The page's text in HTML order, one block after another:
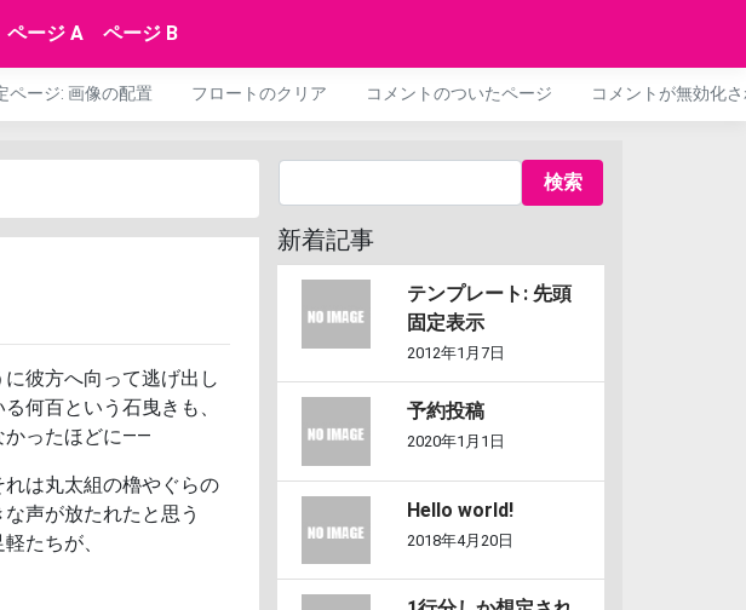
ページ A ページ B
ページ: 画像の配置 フロートのクリア コメントのついたページ コメントが無効化
彼方へ向って逃げ出し
何百という石曳きも、
かったほどに――
は丸太組の櫓やぐらの
声が放たれたと思う
たちが、
新着記事
テンプレート: 先頭
固定表示
2012年1月7日
予約投稿
2020年1月1日
Hello world!
2018年4月20日